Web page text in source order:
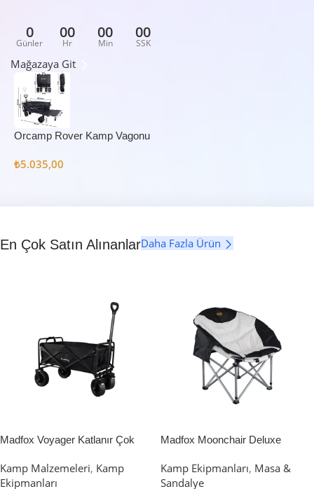
0
Günler
00
Hr
00
Min
00
SSK
Mağazaya Git
Orcamp Rover Kamp Vagonu
₺5.035,00
En Çok Satın AlınanlarDaha Fazla Ürün
Madfox Voyager Katlanır Çok
[Vagon] BLACK
Kamp Malzemeleri, Kamp
Ekipmanları
Madfox Moonchair Deluxe
Siyah/Gri
Kamp Ekipmanları, Masa &
Sandalye